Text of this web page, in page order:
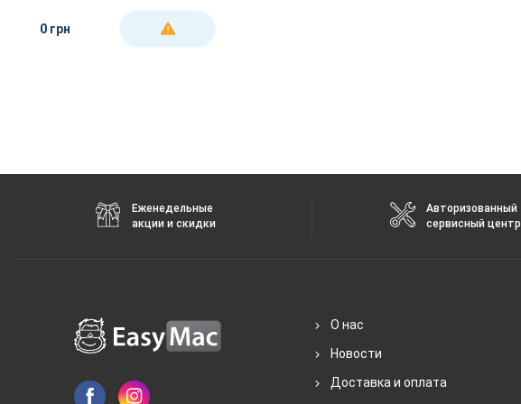
0 грн ДЕТАЛЬНЕЕ
Еженедельные
акции и скидки
Авторизованный
сервисный центр
О нас
Новости
Доставка и оплата